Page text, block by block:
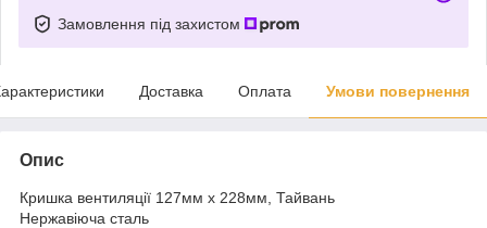
Замовлення під захистом
Доставка Оплата Умови повернення
Опис
Кришка вентиляції 127мм x 228мм, Тайвань
Нержавіюча сталь